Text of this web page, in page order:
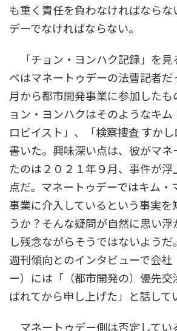
も重く責任を負わなければならな
デーでなければならない。
「チョン・ヨンハク記録」を見
ベはマネートゥデーの法曹記者
月から都市開発事業に参加したも
ョン・ヨンハクはそのようなキ
ロビイスト」、「検察捜査 すか
書いた。興味深い点は、彼がマネ
たのは２０２１年９月、事件が浮
点だ。マネートゥデーではキム・
事業に介入しているという事実を
うか？そんな疑問が自然に思い
し残念ながらそうではないよう
週刊傾向とのインタビューで会社
ー）には「（都市開発の）優先交
ばれてから申し上げた」と話して
マネートゥデー側は否定してい